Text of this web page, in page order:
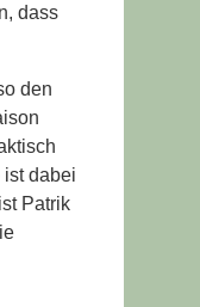
dass
den
dabei
Patrik